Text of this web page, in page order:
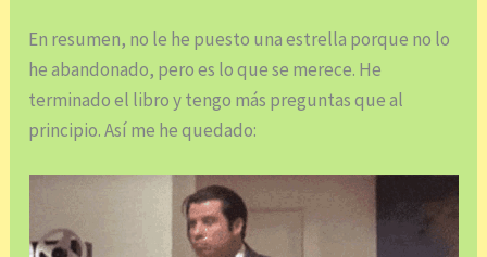
En resumen, no le he puesto una estrella porque no lo
he abandonado, pero es lo que se merece. He
terminado el libro y tengo más preguntas que al
principio. Así me he quedado: